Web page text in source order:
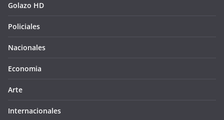
Golazo HD
Policiales
Nacionales
Economia
Arte
Internacionales